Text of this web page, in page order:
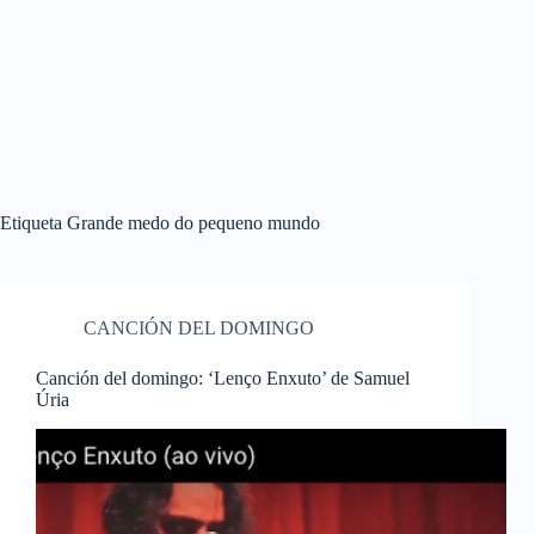
Etiqueta Grande medo do pequeno mundo
CANCIÓN DEL DOMINGO
Canción del domingo: ‘Lenço Enxuto’ de Samuel
Úria